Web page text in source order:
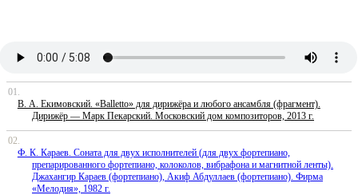
В. А. Екимовский. «Balletto» для дирижёра и любого ансамбля (фрагмент).
Дирижёр — Марк Пекарский. Московский дом композиторов, 2013 г.
Ф. К. Караев. Соната для двух исполнителей (для двух фортепиано,
препарированного фортепиано, колоколов, вибрафона и магнитной ленты).
Джахангир Караев (фортепиано), Акиф Абдуллаев (фортепиано). Фирма
«Мелодия», 1982 г.